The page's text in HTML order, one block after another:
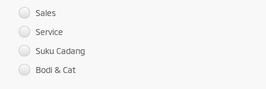
Sales
Service
Suku Cadang
Bodi & Cat